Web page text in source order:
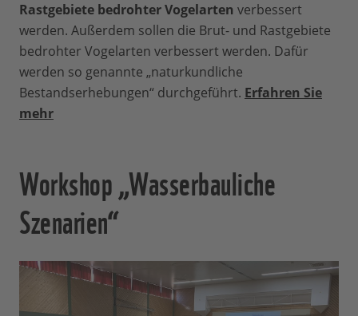
Rastgebiete bedrohter Vogelarten verbessert
werden. Außerdem sollen die Brut- und Rastgebiete
bedrohter Vogelarten verbessert werden. Dafür
werden so genannte „naturkundliche
Bestandserhebungen“ durchgeführt. Erfahren Sie
mehr
Workshop „Wasserbauliche
Szenarien“